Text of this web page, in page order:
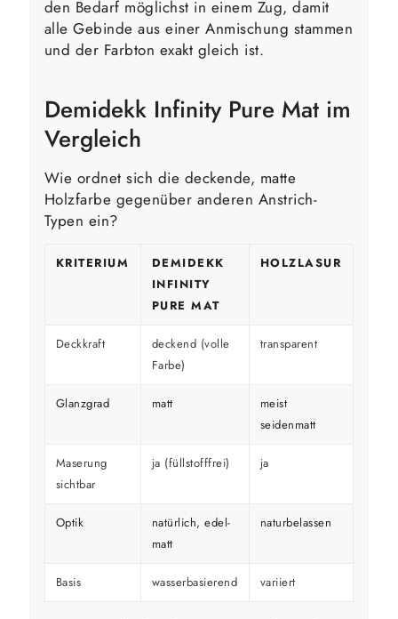
den Bedarf möglichst in einem Zug, damit
alle Gebinde aus einer Anmischung stammen
und der Farbton exakt gleich ist.
Demidekk Infinity Pure Mat im
Vergleich
Wie ordnet sich die deckende, matte
Holzfarbe gegenüber anderen Anstrich-
Typen ein?
KRITERIUM
DEMIDEKK
INFINITY
PURE MAT
HOLZLASUR
Deckkraft
deckend (volle
Farbe)
transparent
Glanzgrad matt
meist
seidenmatt
Maserung
sichtbar
ja (füllstofffrei) ja
Optik
natürlich, edel-
matt
naturbelassen
Basis wasserbasierend variiert